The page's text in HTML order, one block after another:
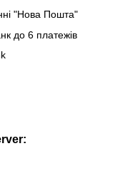
"Нова Пошта"
до 6 платежів